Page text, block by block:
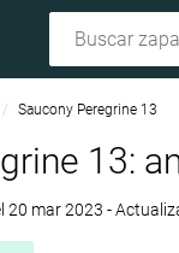
Saucony Peregrine 13
13:
20 mar 2023 -